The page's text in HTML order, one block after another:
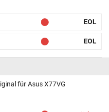
EOL
EOL
für Asus X77VG